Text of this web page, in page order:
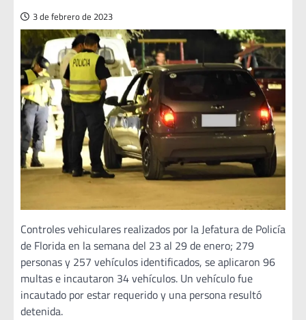
3 de febrero de 2023
Controles vehiculares realizados por la Jefatura de Policía
de Florida en la semana del 23 al 29 de enero; 279
personas y 257 vehículos identificados, se aplicaron 96
multas e incautaron 34 vehículos. Un vehículo fue
incautado por estar requerido y una persona resultó
detenida.